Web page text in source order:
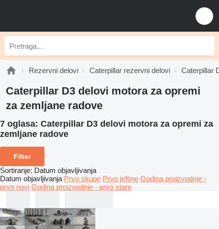
Rezervni delovi Caterpillar rezervni delovi Caterpillar
Caterpillar D3 delovi motora za opremi
za zemljane radove
7 oglasa: Caterpillar D3 delovi motora za opremi za
zemljane radove
Filter
Sortiranje: Datum objavljivanja
Datum objavljivanja Prvo skupe Prvo jeftine Godina proizvodnje -
prvo novi Godina proizvodnje - prvo stare